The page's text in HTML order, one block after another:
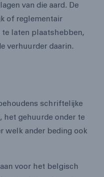
van die aard. De
of reglementair
laten plaatshebben,
verhuurder daarin.
schriftelijke
het gehuurde onder te
welk ander beding ook
voor het belgisch